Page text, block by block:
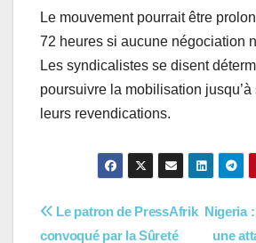
Le mouvement pourrait être
72 heures si aucune négociation
Les syndicalistes se disent
poursuivre la mobilisation
leurs revendications.
Navigation
Nigeria
une
Le patron de PressAfrik
convoqué par la Sûreté